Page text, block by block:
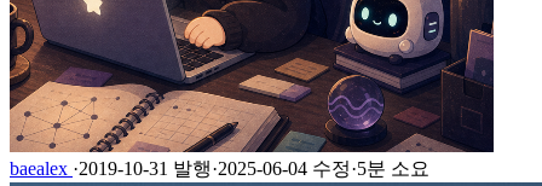
baealex ·2019-10-31 발행·2025-06-04 수정·5분 소요